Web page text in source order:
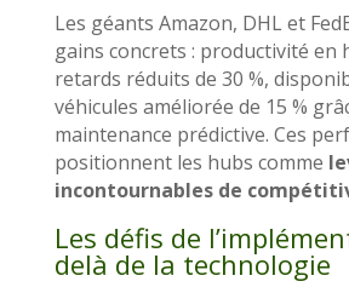
Les géants Amazon, DHL et
gains concrets : productivité en
retards réduits de 30 %,
véhicules améliorée de 15 %
maintenance prédictive. Ces
positionnent les hubs comme
incontournables de
Les défis de
delà de la technologie